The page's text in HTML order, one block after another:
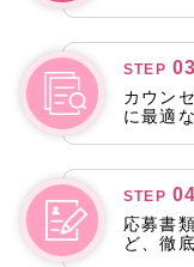
STEP 03
カウン
に最適
STEP 04
応募書
ど、徹